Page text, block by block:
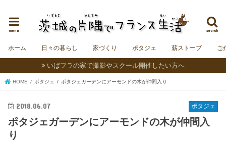
search
menu
ホーム 日々の暮らし 家づくり ポタジェ 薪ストーブ こ
いばフラの家で撮影やスクール開催したい方へ
HOME ポタジェ ポタジェガーデンにアーモンドの木が仲間入り
ポタジェ
2018.06.07
ポタジェガーデンにアーモンドの木が仲間入
り